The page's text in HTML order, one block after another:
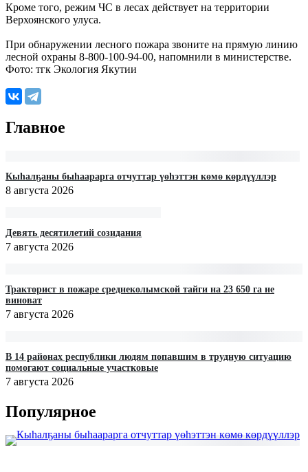
Кроме того, режим ЧС в лесах действует на территории
Верхоянского улуса.
При обнаружении лесного пожара звоните на прямую линию
лесной охраны 8-800-100-94-00, напомнили в министерстве.
Фото: тгк Экология Якутии
Главное
Кыһалҕаны быһаарарга отчуттар үөһэттэн көмө көрдүүллэр
8 августа 2026
Девять десятилетий созидания
7 августа 2026
Тракторист в пожаре среднеколымской тайги на 23 650 га не
виноват
7 августа 2026
В 14 районах республики людям попавшим в трудную ситуацию
помогают социальные участковые
7 августа 2026
Популярное